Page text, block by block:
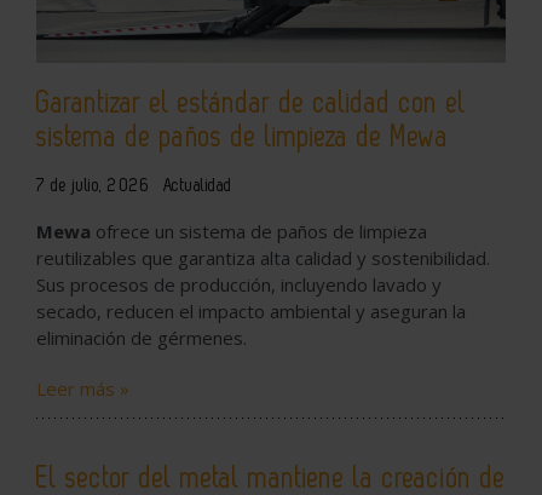
Garantizar el estándar de calidad con el
sistema de paños de limpieza de Mewa
7 de julio, 2026 Actualidad
Mewa ofrece un sistema de paños de limpieza
reutilizables que garantiza alta calidad y sostenibilidad.
Sus procesos de producción, incluyendo lavado y
secado, reducen el impacto ambiental y aseguran la
eliminación de gérmenes.
Leer más »
El sector del metal mantiene la creación de